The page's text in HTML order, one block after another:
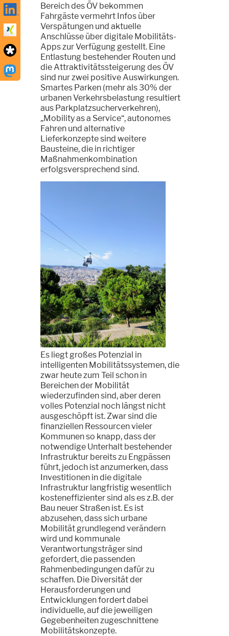
Bereich des ÖV bekommen
Fahrgäste vermehrt Infos über
Verspätungen und aktuelle
Anschlüsse über digitale Mobilitäts-
Apps zur Verfügung gestellt. Eine
Entlastung bestehender Routen und
die Attraktivitätssteigerung des ÖV
sind nur zwei positive Auswirkungen.
Smartes Parken (mehr als 30% der
urbanen Verkehrsbelastung resultiert
aus Parkplatzsucherverkehren),
„Mobility as a Service“, autonomes
Fahren und alternative
Lieferkonzepte sind weitere
Bausteine, die in richtiger
Maßnahmenkombination
erfolgsversprechend sind.
Es liegt großes Potenzial in
intelligenten Mobilitätssystemen, die
zwar heute zum Teil schon in
Bereichen der Mobilität
wiederzufinden sind, aber deren
volles Potenzial noch längst nicht
ausgeschöpft ist. Zwar sind die
finanziellen Ressourcen vieler
Kommunen so knapp, dass der
notwendige Unterhalt bestehender
Infrastruktur bereits zu Engpässen
führt, jedoch ist anzumerken, dass
Investitionen in die digitale
Infrastruktur langfristig wesentlich
kosteneffizienter sind als es z.B. der
Bau neuer Straßen ist. Es ist
abzusehen, dass sich urbane
Mobilität grundlegend verändern
wird und kommunale
Verantwortungsträger sind
gefordert, die passenden
Rahmenbedingungen dafür zu
schaffen. Die Diversität der
Herausforderungen und
Entwicklungen fordert dabei
individuelle, auf die jeweiligen
Gegebenheiten zugeschnittene
Mobilitätskonzepte.